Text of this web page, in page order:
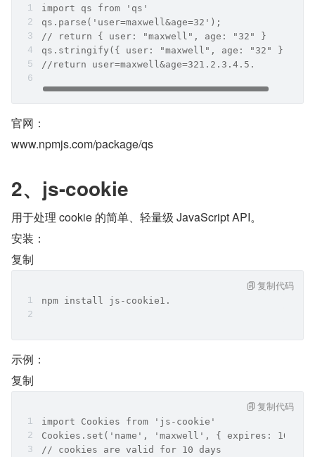
import qs from 'qs'
qs.parse('user=maxwell&age=32');
// return { user: "maxwell", age: "32" }
qs.stringify({ user: "maxwell", age: "32" });
//return user=maxwell&age=321.2.3.4.5.
官网：
www.npmjs.com/package/qs
2、js-cookie
用于处理 cookie 的简单、轻量级 JavaScript API。
安装：
复制
npm install js-cookie1.
复制代码
示例：
复制
import Cookies from 'js-cookie'
Cookies.set('name', 'maxwell', { expires: 10 })
// cookies are valid for 10 days
复制代码